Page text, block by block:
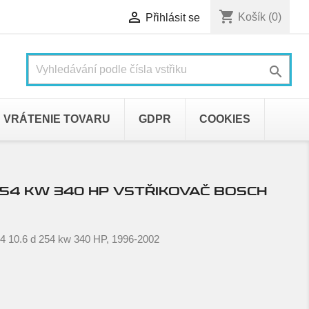
 Přihlásit se shopping_cart Košík (0)

VRÁTENIE TOVARU GDPR COOKIES
KW 340 HP VSTŘIKOVAČ BOSCH
10.6 d 254 kw 340 HP, 1996-2002